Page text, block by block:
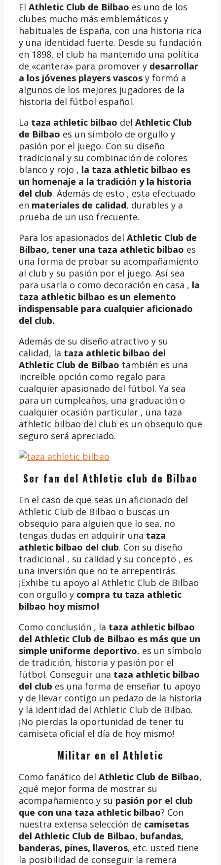
El Athletic Club de Bilbao es uno de los
clubes mucho más emblemáticos y
habituales de España, con una historia rica
y una identidad fuerte. Desde su fundación
en 1898, el club ha mantenido una política
de «cantera» para promover y desarrollar
a los jóvenes players vascos y formó a
algunos de los mejores jugadores de la
historia del fútbol español.
La taza athletic bilbao del Athletic Club
de Bilbao es un símbolo de orgullo y
pasión por el juego. Con su diseño
tradicional y su combinación de colores
blanco y rojo , la taza athletic bilbao es
un homenaje a la tradición y la historia
del club. Además de esto , esta efectuado
en materiales de calidad, durables y a
prueba de un uso frecuente.
Para los apasionados del Athletic Club de
Bilbao, tener una taza athletic bilbao es
una forma de probar su acompañamiento
al club y su pasión por el juego. Así sea
para usarla o como decoración en casa , la
taza athletic bilbao es un elemento
indispensable para cualquier aficionado
del club.
Además de su diseño atractivo y su
calidad, la taza athletic bilbao del
Athletic Club de Bilbao también es una
increíble opción como regalo para
cualquier apasionado del fútbol. Ya sea
para un cumpleaños, una graduación o
cualquier ocasión particular , una taza
athletic bilbao del club es un obsequio que
seguro será apreciado.
Ser fan del Athletic club de Bilbao
En el caso de que seas un aficionado del
Athletic Club de Bilbao o buscas un
obsequio para alguien que lo sea, no
tengas dudas en adquirir una taza
athletic bilbao del club. Con su diseño
tradicional , su calidad y su concepto , es
una inversión que no te arrepentirás.
¡Exhibe tu apoyo al Athletic Club de Bilbao
con orgullo y compra tu taza athletic
bilbao hoy mismo!
Como conclusión , la taza athletic bilbao
del Athletic Club de Bilbao es más que un
simple uniforme deportivo, es un símbolo
de tradición, historia y pasión por el
fútbol. Conseguir una taza athletic bilbao
del club es una forma de enseñar tu apoyo
y de llevar contigo un pedazo de la historia
y la identidad del Athletic Club de Bilbao.
¡No pierdas la oportunidad de tener tu
camiseta oficial el día de hoy mismo!
Militar en el Athletic
Como fanático del Athletic Club de Bilbao,
¿qué mejor forma de mostrar su
acompañamiento y su pasión por el club
que con una taza athletic bilbao? Con
nuestra extensa selección de camisetas
del Athletic Club de Bilbao, bufandas,
banderas, pines, llaveros, etc. usted tiene
la posibilidad de conseguir la remera